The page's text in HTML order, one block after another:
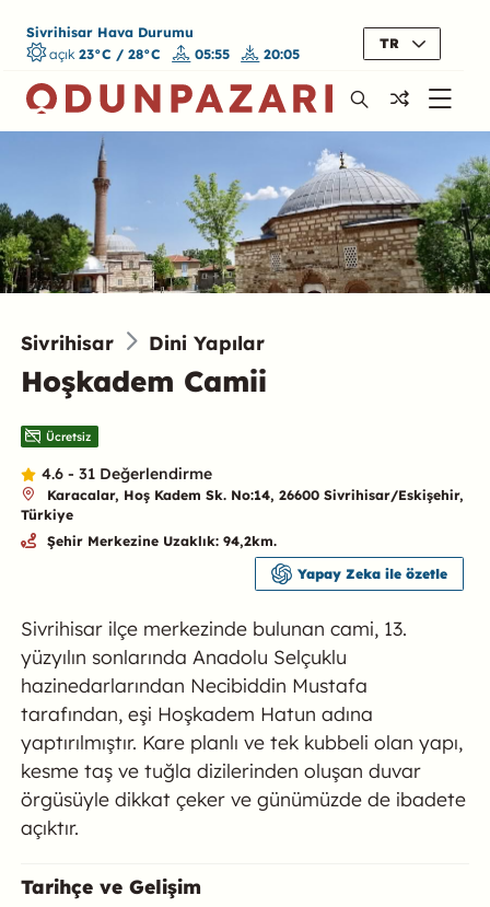
Sivrihisar Hava Durumu
açık 23°C / 28°C 05:55 20:05
TR
Sivrihisar Dini Yapılar
Hoşkadem Camii
Sivrihisar ilçe merkezinde bulunan cami, 13.
yüzyılın sonlarında Anadolu Selçuklu
hazinedarlarından Necibiddin Mustafa
tarafından, eşi Hoşkadem Hatun adına
yaptırılmıştır. Kare planlı ve tek kubbeli olan yapı,
kesme taş ve tuğla dizilerinden oluşan duvar
örgüsüyle dikkat çeker ve günümüzde de ibadete
açıktır.
Ücretsiz
4.6 - 31 Değerlendirme
Karacalar, Hoş Kadem Sk. No:14, 26600 Sivrihisar/Eskişehir,
Türkiye
Şehir Merkezine Uzaklık: 94,2km.
Yapay Zeka ile özetle
Hoşkadem Camii Hakkında
Tarihçe ve Gelişim